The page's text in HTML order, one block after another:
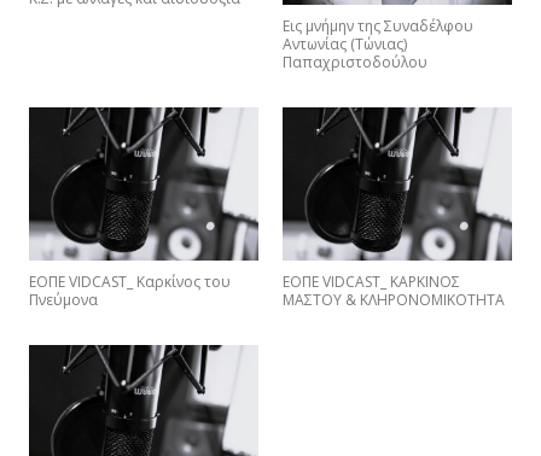
Εις μνήμην της Συναδέλφου
Αντωνίας (Τώνιας)
Παπαχριστοδούλου
ΕΟΠΕ VIDCAST_ Καρκίνος του
Πνεύμονα
ΕΟΠΕ VIDCAST_ ΚΑΡΚΙΝΟΣ
ΜΑΣΤΟΥ & ΚΛΗΡΟΝΟΜΙΚΟΤΗΤΑ